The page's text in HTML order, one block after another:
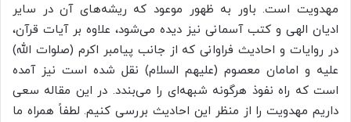
مهدویت است. باور به ظهور موعود که ریشه‌های آن در سایر
ادیان الهی و کتب آسمانی نیز دیده می‌شود، علاوه بر آیات قرآن،
در روایات و احادیث فراوانی که از جانب پیامبر اکرم (صلوات الله)
علیه و امامان معصوم (علیهم السلام) نقل شده است نیز آمده
است که راه نفوذ هرگونه شبهه‌ای را می‌بندد. در این مقاله سعی
داریم مهدویت را از منظر این احادیث بررسی کنیم. لطفاً همراه ما